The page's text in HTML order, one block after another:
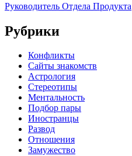
Руководитель Отдела Продукта
Рубрики
Конфликты
Сайты знакомств
Астрология
Стереотипы
Ментальность
Подбор пары
Иностранцы
Развод
Отношения
Замужество